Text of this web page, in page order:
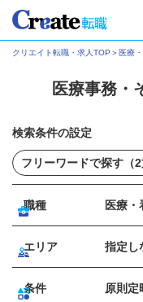
クリエイト転職・求人TOP ＞ 医療
医療事務・
検索条件の設定
職種 医療・
エリア 指定し
条件 原則定